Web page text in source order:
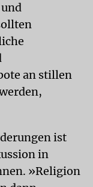
an stillen
ist
in
»Religion